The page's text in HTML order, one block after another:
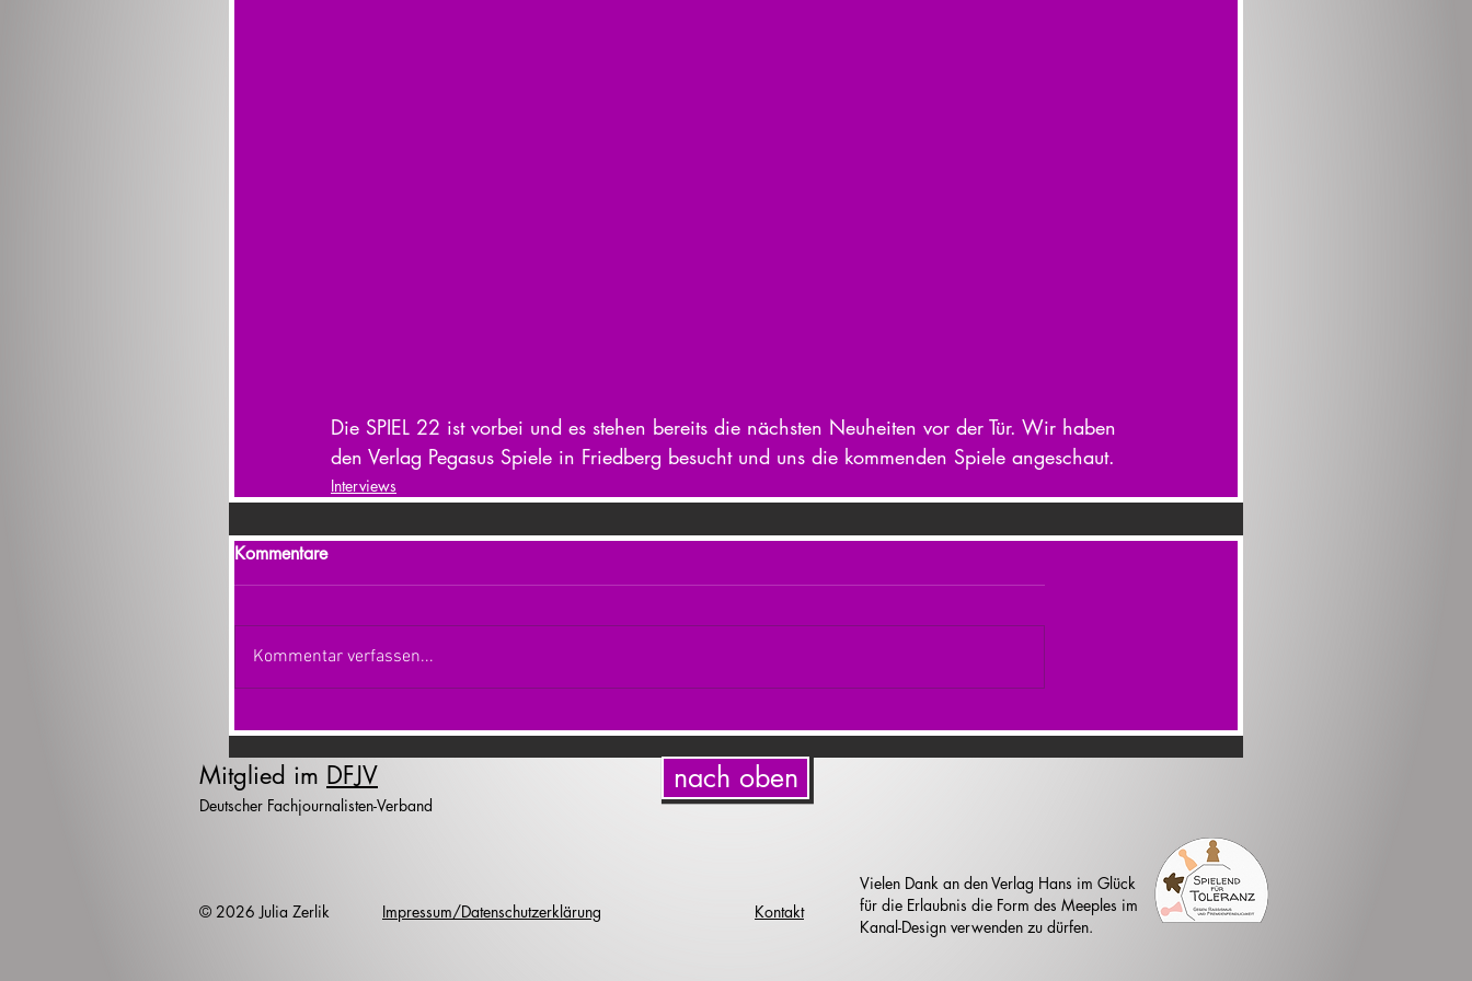
Die SPIEL 22 ist vorbei und es stehen bereits die nächsten Neuheiten vor der Tür. Wir haben
den Verlag Pegasus Spiele in Friedberg besucht und uns die kommenden Spiele angeschaut.
Interviews
Kommentare
Kommentar verfassen...
Mitglied im DFJV
Deutscher Fachjournalisten-Verband
nach oben
© 2026 Julia Zerlik Impressum/Datenschutzerklärung Kontakt
Vielen Dank an den Verlag Hans im Glück
für die Erlaubnis die Form des Meeples im
Kanal-Design verwenden zu dürfen.